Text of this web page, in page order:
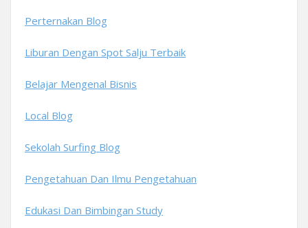
Perternakan Blog
Liburan Dengan Spot Salju Terbaik
Belajar Mengenal Bisnis
Local Blog
Sekolah Surfing Blog
Pengetahuan Dan Ilmu Pengetahuan
Edukasi Dan Bimbingan Study